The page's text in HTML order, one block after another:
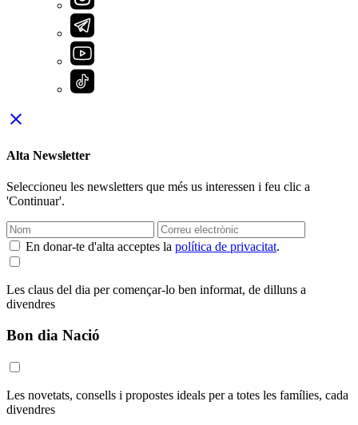
close
Alta Newsletter
Seleccioneu les newsletters que més us interessen i feu clic a
'Continuar'.
En donar-te d'alta acceptes la política de privacitat.
Les claus del dia per començar-lo ben informat, de dilluns a
divendres
Bon dia Nació
Les novetats, consells i propostes ideals per a totes les famílies, cada
divendres